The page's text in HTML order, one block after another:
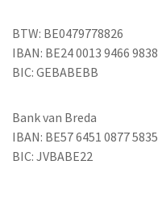
BTW: BE0479778826
IBAN: BE24 0013 9466 9838
BIC: GEBABEBB
Bank van Breda
IBAN: BE57 6451 0877 5835
BIC: JVBABE22